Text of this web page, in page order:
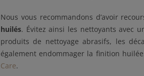
Nous vous recommandons d’avoir
huilés. Évitez ainsi les nettoyants avec
produits de nettoyage abrasifs, les
également endommager la finition
Care.